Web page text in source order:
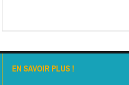
EN SAVOIR PLUS !